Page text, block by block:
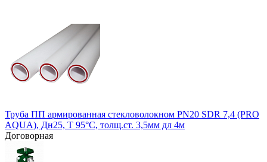
Труба ПП армированная стекловолокном PN20 SDR 7,4 (PRO
AQUA), Дн25, Т 95°С, толщ.ст. 3,5мм дл 4м
Договорная